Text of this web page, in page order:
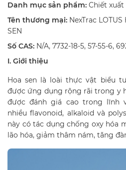
Danh mục sản phẩm: Chiết
Tên thương mại: NexTrac LOTUS
SEN
Số CAS: N/A, 7732-18-5, 57-55-6,
I. Giới thiệu
Hoa sen là loài thực vật biểu
được ứng dụng rộng rãi trong y
được đánh giá cao trong lĩnh
nhiều flavonoid, alkaloid và
này có tác dụng chống oxy hóa
lão hóa, giảm thâm nám, tăng